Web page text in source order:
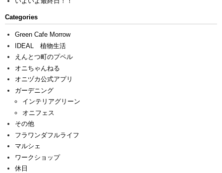
Categories
Green Cafe Morrow
IDEAL 植物生活
えんとつ町のプペル
オニちゃんねる
オニヅカ公式アプリ
ガーデニング
インテリアグリーン
オニフェス
その他
フラワンダフルライフ
マルシェ
ワークショップ
休日